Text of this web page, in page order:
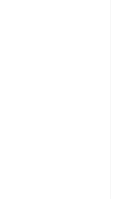
z 5 hvězdiček.
z 5 hvězdiček.